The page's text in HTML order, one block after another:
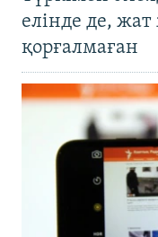
елінде де,
қорғалмаған